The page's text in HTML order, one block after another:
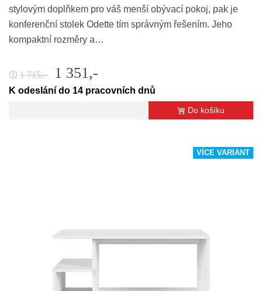
stylovým doplňkem pro váš menší obývací pokoj, pak je
konferenční stolek Odette tím správným řešením. Jeho
kompaktní rozměry a…
🛈 1 715,- 1 351,-
K odeslání do 14 pracovních dnů
Do košíku
VÍCE VARIANT